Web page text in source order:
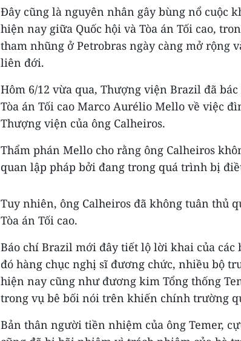
Đây cũng là nguyên nhân gây bùng nổ cuộc
hiện nay giữa Quốc hội và Tòa án Tối cao,
tham nhũng ở Petrobras ngày càng mở rộng
liên đới.
Hôm 6/12 vừa qua, Thượng viện Brazil đã
Tòa án Tối cao Marco Aurélio Mello về việc
Thượng viện của ông Calheiros.
Thẩm phán Mello cho rằng ông Calheiros
quan lập pháp bởi đang trong quá trình bị
Tuy nhiên, ông Calheiros đã không tuân thủ
Tòa án Tối cao.
Báo chí Brazil mới đây tiết lộ lời khai của các
đó hàng chục nghị sĩ đương chức, nhiều bộ
hiện nay cũng như đương kim Tổng thống
trong vụ bê bối nói trên khiến chính trường
Bản thân người tiền nhiệm của ông Temer,